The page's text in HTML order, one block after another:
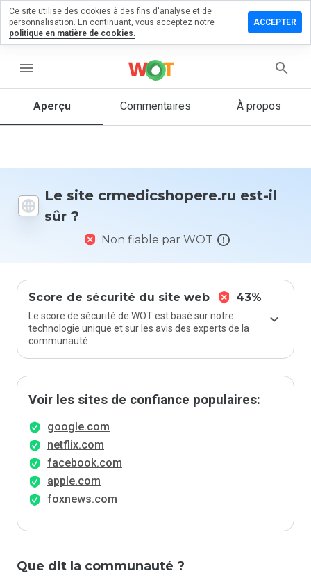
menu
Aperçu Commentaires À propos
Le site crmedicshopere.ru est-il
sûr ?
Non fiable par WOT
Score de sécurité du site web 43%
Le score de sécurité de WOT est basé sur notre
technologie unique et sur les avis des experts de la
communauté.
Voir les sites de confiance populaires:
google.com
netflix.com
facebook.com
apple.com
foxnews.com
Que dit la communauté ?
un
sur
Quelle
donneriez-
Ce site utilise des cookies à des fins d'analyse et de
personnalisation. En continuant, vous acceptez notre
politique en matière de cookies.
ACCEPTER